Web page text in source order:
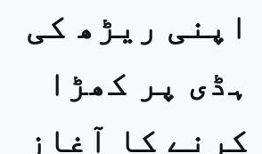
اپنی ریڑھ کی
ہڈی پر کھڑا
کرنے کا آغاز